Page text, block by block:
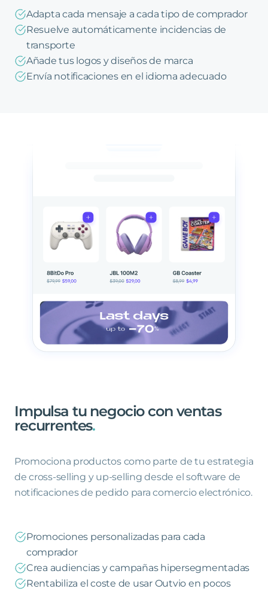
Adapta cada mensaje a cada tipo de comprador
Resuelve automáticamente incidencias de
transporte
Añade tus logos y diseños de marca
Envía notificaciones en el idioma adecuado
Impulsa tu negocio con ventas
recurrentes.
Promociona productos como parte de tu estrategia
de cross-selling y up-selling desde el software de
notificaciones de pedido para comercio electrónico.
Promociones personalizadas para cada
comprador
Crea audiencias y campañas hipersegmentadas
Rentabiliza el coste de usar Outvio en pocos